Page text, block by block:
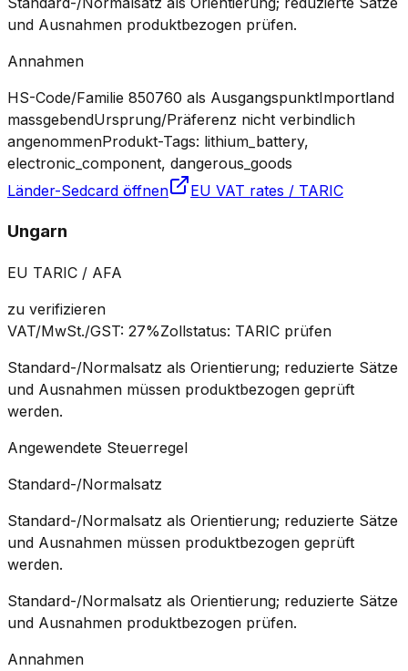
und Ausnahmen produktbezogen prüfen.
Annahmen
HS-Code/Familie 850760 als AusgangspunktImportland
massgebendUrsprung/Präferenz nicht verbindlich
angenommenProdukt-Tags: lithium_battery,
electronic_component, dangerous_goods
Länder-Sedcard öffnen
EU VAT rates / TARIC
Ungarn
EU TARIC / AFA
zu verifizieren
VAT/MwSt./GST: 27%Zollstatus: TARIC prüfen
Standard-/Normalsatz als Orientierung; reduzierte Sätze
und Ausnahmen müssen produktbezogen geprüft
werden.
Angewendete Steuerregel
Standard-/Normalsatz
Standard-/Normalsatz als Orientierung; reduzierte Sätze
und Ausnahmen müssen produktbezogen geprüft
werden.
Standard-/Normalsatz als Orientierung; reduzierte Sätze
und Ausnahmen produktbezogen prüfen.
Annahmen